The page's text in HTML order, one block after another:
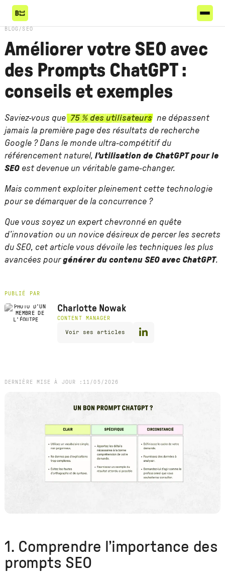
PUBLIÉ PAR
Charlotte Nowak
CONTENT MANAGER
Voir ses articles
BLOG / SEO
Améliorer votre SEO avec
des Prompts ChatGPT :
conseils et exemples
Saviez-vous que 75 % des utilisateurs ne dépassent
jamais la première page des résultats de recherche
Google ? Dans le monde ultra-compétitif du
référencement naturel, l’utilisation de ChatGPT pour le
SEOest devenue un véritable game-changer.
Mais comment exploiter pleinement cette technologie
pour se démarquer de la concurrence ?
Que vous soyez un expert chevronné en quête
d’innovation ou un novice désireux de percer les secrets
du SEO, cet article vous dévoile les techniques les plus
avancées pourgénérer du contenu SEO avec ChatGPT.
DERNIÈRE MISE À JOUR : 11 /05 / 2026
1. Comprendre l’importance des
prompts SEO